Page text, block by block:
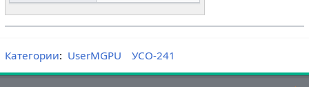
Категории: UserMGPU УСО-241